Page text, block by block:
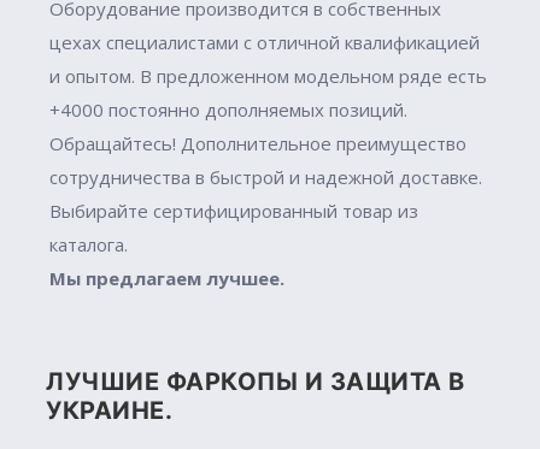
Оборудование производится в собственных
цехах специалистами с отличной квалификацией
и опытом. В предложенном модельном ряде есть
+4000 постоянно дополняемых позиций.
Обращайтесь! Дополнительное преимущество
сотрудничества в быстрой и надежной доставке.
Выбирайте сертифицированный товар из
каталога.
Мы предлагаем лучшее.
ЛУЧШИЕ ФАРКОПЫ И ЗАЩИТА В
УКРАИНЕ.